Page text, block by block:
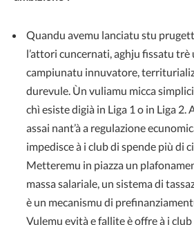
Quandu avemu lanciatu stu
l’attori cuncernati, aghju fissatu
campiunatu innuvatore,
durevule. Ùn vuliamu micca
chì esiste digià in Liga 1 o in Liga 2.
assai nant’à a regulazione
impedisce à i club di spende più di
Metteremu in piazza un
massa salariale, un sistema di
è un mecanismu di
Vulemu evità e fallite è offre à i